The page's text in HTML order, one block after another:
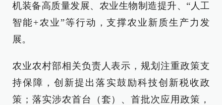
机装备高质量发展、农业生物制造提升、“人工
智能+农业”等行动，支撑农业新质生产力发
展。
农业农村部相关负责人表示，规划注重政策支
持保障，创新提出落实鼓励科技创新税收政
策；落实涉农首台（套）、首批次应用政策，